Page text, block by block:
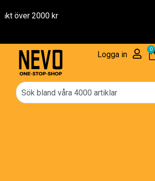
Logga in
0